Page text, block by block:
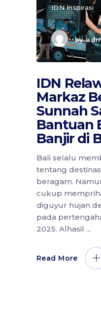
IDN Inspirasi
by
IDN
Markaz
Sunnah
Bantuan
Banjir di
Bali selalu
tentang
beragam.
cukup
diguyur hujan
pada
2025. Alhasil
Read More